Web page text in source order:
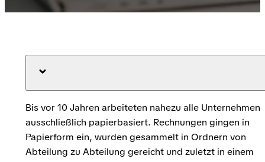
Bis vor 10 Jahren arbeiteten nahezu alle Unternehmen
ausschließlich papierbasiert. Rechnungen gingen in
Papierform ein, wurden gesammelt in Ordnern von
Abteilung zu Abteilung gereicht und zuletzt in einem